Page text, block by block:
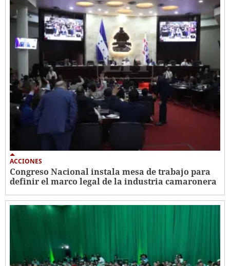
ACCIONES
Congreso Nacional instala mesa de trabajo para
definir el marco legal de la industria camaronera